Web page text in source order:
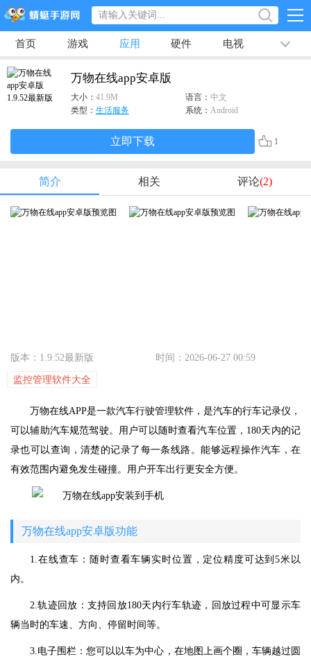
首页 游戏 应用 硬件 电视 排行榜
专题
万物在线app安卓版
大小： 41.9M 语言： 中文
类型： 生活服务 系统： Android
立即下载 1
简介 相关 评论(2)
版本：1.9.52最新版 时间：2026-06-27 00:59
监控管理软件大全
万物在线APP是一款汽车行驶管理软件，是汽车的行车记录仪，
可以辅助汽车规范驾驶。用户可以随时查看汽车位置，180天内的记
录也可以查询，清楚的记录了每一条线路。能够远程操作汽车，在
有效范围内避免发生碰撞。用户开车出行更安全方便。
万物在线app安卓版功能
1.在线查车：随时查看车辆实时位置，定位精度可达到5米以
内。
2.轨迹回放：支持回放180天内行车轨迹，回放过程中可显示车
辆当时的车速、方向、停留时间等。
3.电子围栏：您可以以车为中心，在地图上画个圈，车辆越过圆